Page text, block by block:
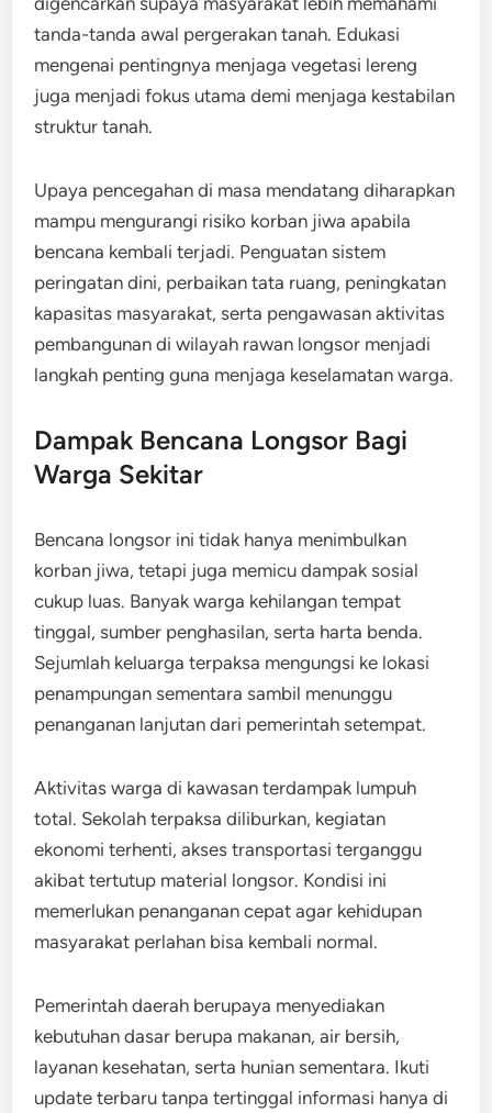
tanda-tanda awal pergerakan tanah. Edukasi
mengenai pentingnya menjaga vegetasi lereng
juga menjadi fokus utama demi menjaga kestabilan
struktur tanah.
Upaya pencegahan di masa mendatang diharapkan
mampu mengurangi risiko korban jiwa apabila
bencana kembali terjadi. Penguatan sistem
peringatan dini, perbaikan tata ruang, peningkatan
kapasitas masyarakat, serta pengawasan aktivitas
pembangunan di wilayah rawan longsor menjadi
langkah penting guna menjaga keselamatan warga.
Dampak Bencana Longsor Bagi
Warga Sekitar
Bencana longsor ini tidak hanya menimbulkan
korban jiwa, tetapi juga memicu dampak sosial
cukup luas. Banyak warga kehilangan tempat
tinggal, sumber penghasilan, serta harta benda.
Sejumlah keluarga terpaksa mengungsi ke lokasi
penampungan sementara sambil menunggu
penanganan lanjutan dari pemerintah setempat.
Aktivitas warga di kawasan terdampak lumpuh
total. Sekolah terpaksa diliburkan, kegiatan
ekonomi terhenti, akses transportasi terganggu
akibat tertutup material longsor. Kondisi ini
memerlukan penanganan cepat agar kehidupan
masyarakat perlahan bisa kembali normal.
Pemerintah daerah berupaya menyediakan
kebutuhan dasar berupa makanan, air bersih,
layanan kesehatan, serta hunian sementara. Ikuti
update terbaru tanpa tertinggal informasi hanya di